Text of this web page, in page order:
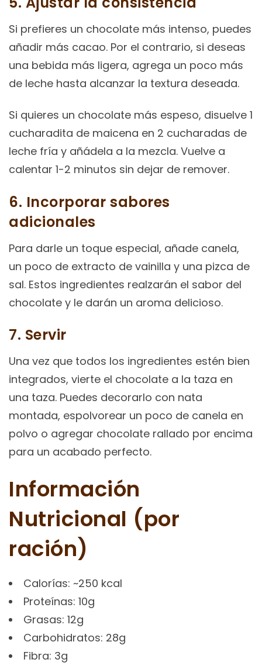
Si prefieres un chocolate más intenso, puedes
añadir más cacao. Por el contrario, si deseas
una bebida más ligera, agrega un poco más
de leche hasta alcanzar la textura deseada.
Si quieres un chocolate más espeso, disuelve 1
cucharadita de maicena en 2 cucharadas de
leche fría y añádela a la mezcla. Vuelve a
calentar 1-2 minutos sin dejar de remover.
6. Incorporar sabores
adicionales
Para darle un toque especial, añade canela,
un poco de extracto de vainilla y una pizca de
sal. Estos ingredientes realzarán el sabor del
chocolate y le darán un aroma delicioso.
7. Servir
Una vez que todos los ingredientes estén bien
integrados, vierte el chocolate a la taza en
una taza. Puedes decorarlo con nata
montada, espolvorear un poco de canela en
polvo o agregar chocolate rallado por encima
para un acabado perfecto.
Información
Nutricional (por
ración)
Calorías: ~250 kcal
Proteínas: 10g
Grasas: 12g
Carbohidratos: 28g
Fibra: 3g